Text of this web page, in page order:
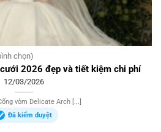
chọn)
2026 đẹp và tiết kiệm chi phí
12/03/2026
vòm Delicate Arch [...]
Đã kiểm duyệt